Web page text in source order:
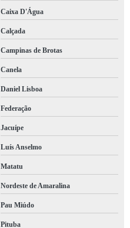
Caixa D'Água
Calçada
Campinas de Brotas
Canela
Daniel Lisboa
Federação
Jacuípe
Luís Anselmo
Matatu
Nordeste de Amaralina
Pau Miúdo
Pituba